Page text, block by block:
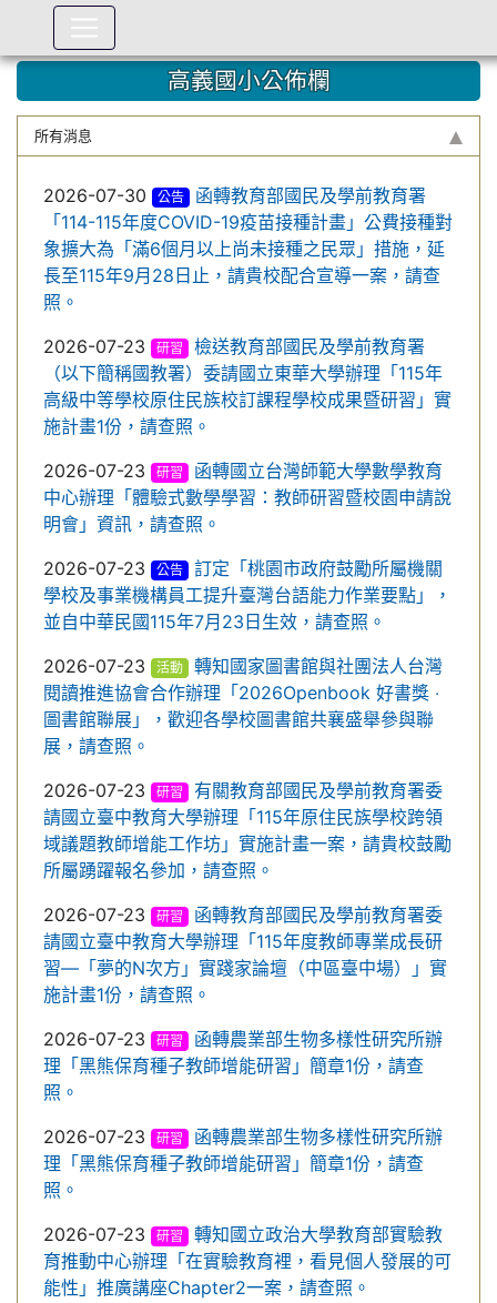
高義國小公佈欄
所有消息
2026-07-30 公告
函轉教育部國民及學前教育署
「114-115年度COVID-19疫苗接種計畫」公費接種對
象擴大為「滿6個月以上尚未接種之民眾」措施，延
長至115年9月28日止，請貴校配合宣導一案，請查
照。
2026-07-23
研習
檢送教育部國民及學前教育署
（以下簡稱國教署）委請國立東華大學辦理「115年
高級中等學校原住民族校訂課程學校成果暨研習」實
施計畫1份，請查照。
2026-07-23
研習
函轉國立台灣師範大學數學教育
中心辦理「體驗式數學學習：教師研習暨校園申請說
明會」資訊，請查照。
2026-07-23
公告
訂定「桃園市政府鼓勵所屬機關
學校及事業機構員工提升臺灣台語能力作業要點」，
並自中華民國115年7月23日生效，請查照。
2026-07-23
活動
轉知國家圖書館與社團法人台灣
閱讀推進協會合作辦理「2026Openbook 好書獎 ‧
圖書館聯展」，歡迎各學校圖書館共襄盛舉參與聯
展，請查照。
2026-07-23
研習
有關教育部國民及學前教育署委
請國立臺中教育大學辦理「115年原住民族學校跨領
域議題教師增能工作坊」實施計畫一案，請貴校鼓勵
所屬踴躍報名參加，請查照。
2026-07-23
研習
函轉教育部國民及學前教育署委
請國立臺中教育大學辦理「115年度教師專業成長研
習—「夢的N次方」實踐家論壇（中區臺中場）」實
施計畫1份，請查照。
2026-07-23
研習
函轉農業部生物多樣性研究所辦
理「黑熊保育種子教師增能研習」簡章1份，請查
照。
2026-07-23
研習
函轉農業部生物多樣性研究所辦
理「黑熊保育種子教師增能研習」簡章1份，請查
照。
2026-07-23
研習
轉知國立政治大學教育部實驗教
育推動中心辦理「在實驗教育裡，看見個人發展的可
能性」推廣講座Chapter2一案，請查照。